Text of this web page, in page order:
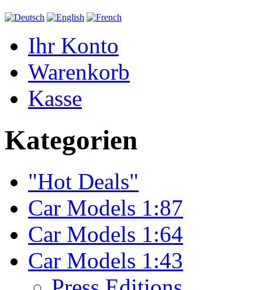
Ihr Konto
Warenkorb
Kasse
Kategorien
"Hot Deals"
Car Models 1:87
Car Models 1:64
Car Models 1:43